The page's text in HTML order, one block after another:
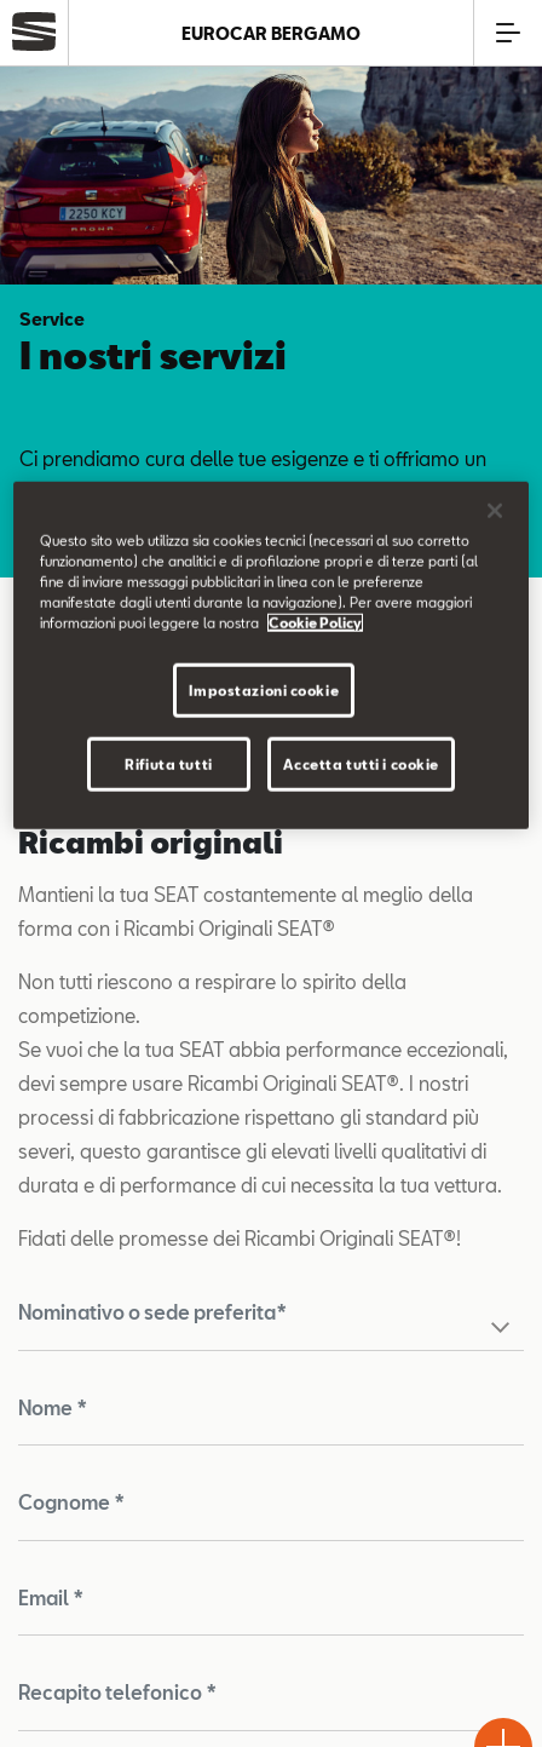
Azienda
Modelli
Offerte
Service
SEAT Usato Certificato
Contatti
Configuratore
EUROCAR BERGAMO
Service
I nostri servizi
Ci prendiamo cura delle tue esigenze e ti offriamo un
Ricambi originali
Mantieni la tua SEAT costantemente al meglio della
forma con i Ricambi Originali SEAT®
Non tutti riescono a respirare lo spirito della
competizione.
Se vuoi che la tua SEAT abbia performance eccezionali,
devi sempre usare Ricambi Originali SEAT®. I nostri
processi di fabbricazione rispettano gli standard più
severi, questo garantisce gli elevati livelli qualitativi di
durata e di performance di cui necessita la tua vettura.
Fidati delle promesse dei Ricambi Originali SEAT®!
Nominativo o sede preferita*
Nome *
Cognome *
Email *
Recapito telefonico *
Drive
Chiama
Questo sito web utilizza sia cookies tecnici (necessari al suo corretto
funzionamento) che analitici e di profilazione propri e di terze parti (al
fine di inviare messaggi pubblicitari in linea con le preferenze
manifestate dagli utenti durante la navigazione). Per avere maggiori
informazioni puoi leggere la nostra
Cookie Policy
Impostazioni cookie
Rifiuta tutti Accetta tutti i cookie